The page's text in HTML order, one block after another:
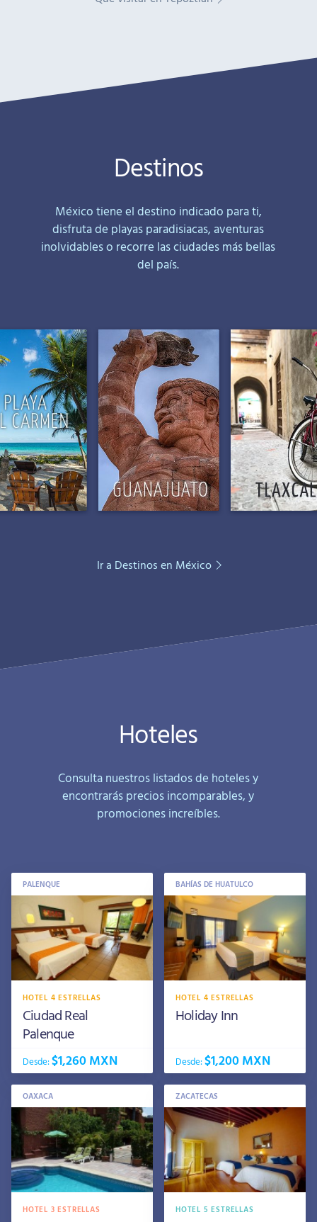
Destinos
México tiene el destino indicado para ti,
disfruta de playas paradisiacas, aventuras
inolvidables o recorre las ciudades más bellas
del país.
Ir a Destinos en México
Hoteles
Consulta nuestros listados de hoteles y
encontrarás precios incomparables, y
promociones increíbles.
PALENQUE
HOTEL 4 ESTRELLAS
Ciudad Real
Palenque
Desde:$1,260 MXN
BAHÍAS DE HUATULCO
HOTEL 4 ESTRELLAS
Holiday Inn
Desde:$1,200 MXN
OAXACA
HOTEL 3 ESTRELLAS
ZACATECAS
HOTEL 5 ESTRELLAS